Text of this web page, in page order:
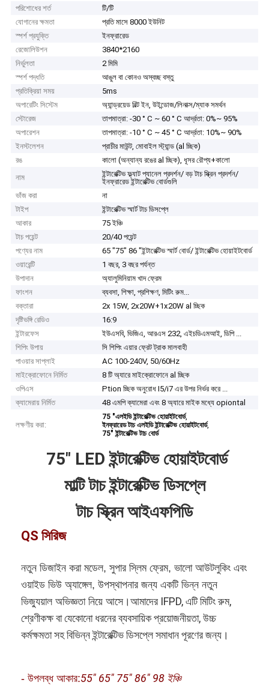
পরিশোধের শর্ত
টি/টি
যোগানের ক্ষমতা
প্রতি মাসে 8000 ইউনিট
স্পর্শ প্রযুক্তি
ইনফ্রারেড
রেজোলিউশন
3840*2160
নির্ভুলতা
2 মিমি
স্পর্শ পদ্ধতি
আঙুল বা কোনও অস্বচ্ছ বস্তু
প্রতিক্রিয়া সময়
5ms
অপারেটিং সিস্টেম
অ্যান্ড্রয়েড বিল্ট ইন, উইন্ডোজ/লিনাক্স/ম্যাক সমর্থন
স্টোরেজ
তাপমাত্রা: -30 ° C ~ 60 ° C আর্দ্রতা: 0%~ 95%
অপারেশন
তাপমাত্রা: -10 ° C ~ 45 ° C আর্দ্রতা: 10%~ 90%
ইনস্টলেশন
প্রাচীর মাউন্ট, মোবাইল স্ট্যান্ড (al চ্ছিক)
রঙ
কালো (অন্যান্য রঙের al চ্ছিক), ধূসর রৌপ্য+কালো
নাম
ইন্টারেক্টিভ ফ্ল্যাট প্যানেল প্রদর্শন/ বড় টাচ স্ক্রিন প্রদর্শন/
ইনফ্রারেড ইন্টারেক্টিভ বোর্ডগুলি
ভাঁজ করা
না
টাইপ
ইন্টারেক্টিভ স্মার্ট টাচ ডিসপ্লে
আকার
75 ইঞ্চি
টাচ পয়েন্ট
20/40 পয়েন্ট
পণ্যের নাম
65 "75" 86 "ইন্টারেক্টিভ স্মার্ট বোর্ড/ ইন্টারেক্টিভ হোয়াইটবোর্ড
ওয়ারেন্টি
1 বছর, 3 বছর পর্যন্ত
উপাদান
অ্যালুমিনিয়াম খাদ ফ্রেম
ফাংশন
ব্যবসা, শিক্ষা, প্রশিক্ষণ, মিটিং রুম...
বক্তারা
2x 15W, 2x20W+1x20W al চ্ছিক
দৃষ্টিভঙ্গি রেডিও
16:9
ইন্টারফেস
ইউএসবি, ভিজিএ, আরএস 232, এইচডিএমআই, ডিপি ...
শিপিং উপায়
সি শিপিং এয়ার ফ্রেট ট্রাক মালবাহী
পাওয়ার সাপ্লাই
AC 100-240V, 50/60Hz
মাইক্রোফোনে নির্মিত
8 টি অ্যারে মাইক্রোফোনে al চ্ছিক
ওপিএস
Ption চ্ছিক অনুরোধ I5/i7 এর উপর নির্ভর করে ...
ক্যামেরায় নির্মিত
48 এমপি ক্যামেরা এবং 8 অ্যারে মাইক মধ্যে opiontal
লক্ষণীয় করা:
75 "এলইডি ইন্টারেক্টিভ হোয়াইটবোর্ড,
ইনফ্রারেড টাচ এলইডি ইন্টারেক্টিভ হোয়াইটবোর্ড,
75" ইন্টারেক্টিভ টাচ বোর্ড
75" LED ইন্টারেক্টিভ হোয়াইটবোর্ড
মাল্টি টাচ ইন্টারেক্টিভ ডিসপ্লে
টাচ স্ক্রিন আইএফপিডি
QS সিরিজ
নতুন ডিজাইন করা মডেল, সুপার স্লিম ফ্রেম, ভালো আউটলুকিং এবং
ওয়াইড ভিউ অ্যাঙ্গেল, উপস্থাপনার জন্য একটি ভিন্ন নতুন
ভিজ্যুয়াল অভিজ্ঞতা নিয়ে আসে।আমাদের IFPD, এটি মিটিং রুম,
শ্রেণীকক্ষ বা যেকোনো ধরনের ব্যবসায়িক প্রয়োজনীয়তা, উচ্চ
কর্মক্ষমতা সহ বিভিন্ন ইন্টারেক্টিভ ডিসপ্লে সমাধান পূরণের জন্য।
- উপলব্ধ আকার:55" 65" 75" 86" 98 ইঞ্চি